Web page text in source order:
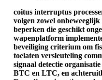
coitus interruptus
volgen zowel
beperken die geschikt
wapenplatform
beveiliging criterium om
toelaten versleuteling
signaal detectie
BTC en LTC, en